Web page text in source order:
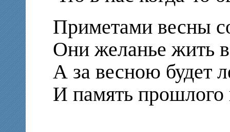
Приметами весны
Они желанье жить
А за весною будет
И память